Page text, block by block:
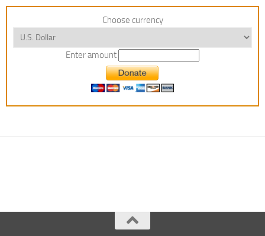
Choose currency
Enter amount